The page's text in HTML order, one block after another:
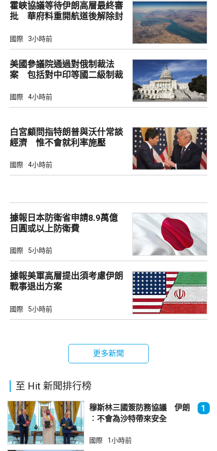
霍峽協議等待伊朗高層最終審
批 華府料重開航道後解除封
國際 3小時前
美國參議院通過對俄制裁法
案 包括對中印等國二級制裁
國際 4小時前
白宮顧問指特朗普與沃什常談
經濟 惟不會就利率施壓
國際 4小時前
據報日本防衛省申請8.9萬億
日圓或以上防衛費
國際 5小時前
據報美軍高層提出須考慮伊朗
戰事退出方案
國際 5小時前
更多新聞
至 Hit 新聞排行榜
穆斯林三國簽防務協議 伊朗
︰不會為沙特帶來安全
1
國際 1小時前